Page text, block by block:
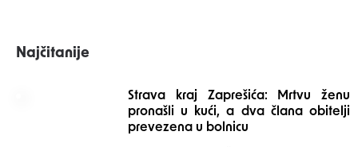
Najčitanije
Strava kraj Zaprešića: Mrtvu ženu
pronašli u kući, a dva člana obitelji
prevezena u bolnicu